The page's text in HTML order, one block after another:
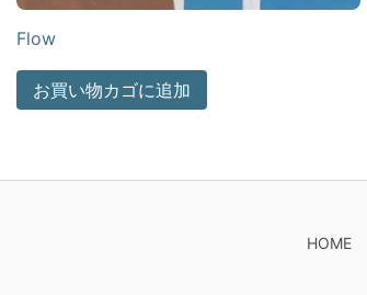
Flow
お買い物カゴに追加
HOME